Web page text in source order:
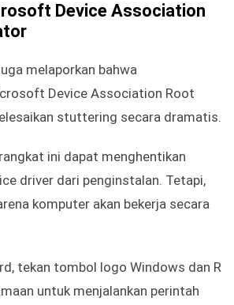
Device Association
melaporkan bahwa
Device Association Root
stuttering secara dramatis.
ini dapat menghentikan
driver dari penginstalan. Tetapi,
komputer akan bekerja secara
tekan tombol logo Windows dan R
untuk menjalankan perintah